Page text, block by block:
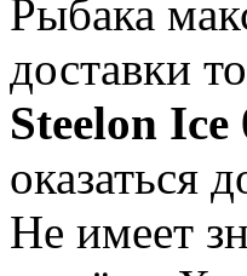
Рыбака
доставки
Steelon
оказаться
Не имеет